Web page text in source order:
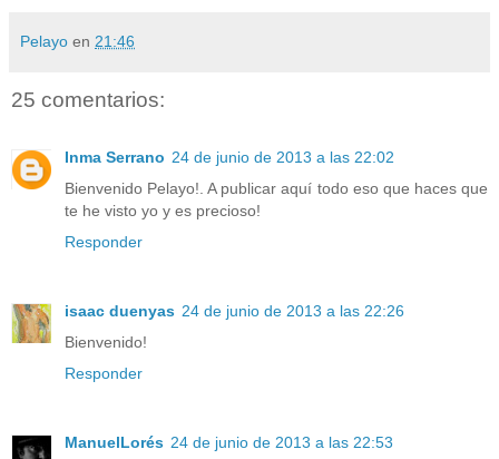
Pelayo en 21:46
25 comentarios:
Inma Serrano 24 de junio de 2013 a las 22:02
Bienvenido Pelayo!. A publicar aquí todo eso que haces que
te he visto yo y es precioso!
Responder
isaac duenyas 24 de junio de 2013 a las 22:26
Bienvenido!
Responder
ManuelLorés 24 de junio de 2013 a las 22:53